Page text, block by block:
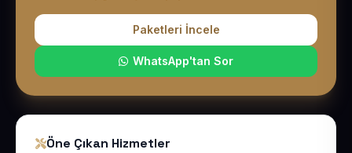
Paketleri İncele
WhatsApp'tan Sor
Öne Çıkan Hizmetler